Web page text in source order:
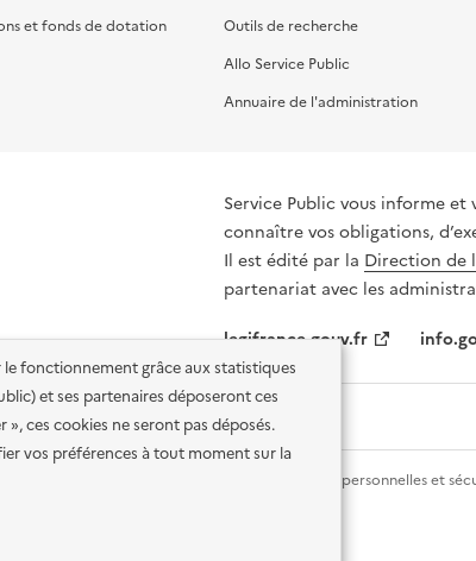
fonctionnement grâce aux statistiques
et ses partenaires déposeront ces
ces cookies ne seront pas déposés.
vos préférences à tout moment sur la
et fonds de dotation
Outils de recherche
Allo Service Public
Annuaire de l'administration
Service Public vous informe
connaître vos obligations,
Il est édité par la Direction de
partenariat avec les
legifrance.gouv.fr
Données personnelles et